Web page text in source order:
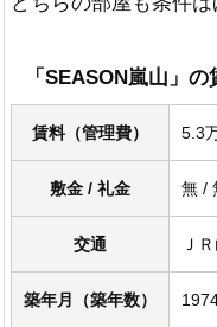
「SEASON嵐山」の
賃料（管理費） 5.3
敷金 / 礼金 無 /
交通 Ｊ
築年月（築年数）